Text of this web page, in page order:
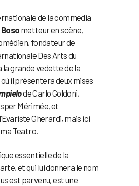
de la commedia
metteur en scène,
fondateur de
Des Arts du
grande vedette de la
il présentera deux mises
de Carlo Goldoni,
Mérimée, et
Gherardi, mais ici
Teatro.
essentielle de la
et qui lui donnera le nom
est parvenu, est une